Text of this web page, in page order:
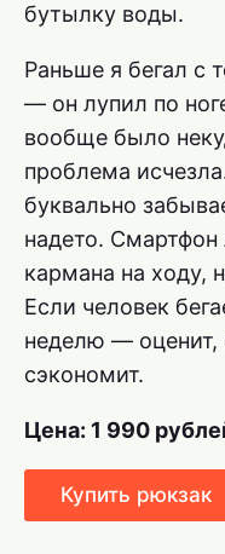
бутылку воды.
Раньше я бегал с
— он лупил по
вообще было
проблема
буквально
надето. Смартфон
кармана на ходу,
Если человек
неделю — оценит,
сэкономит.
Цена: 1 990
Купить рюкзак